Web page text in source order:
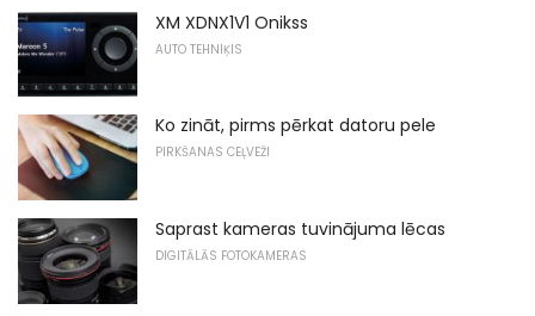
XM XDNX1V1 Onikss
AUTO TEHNIĶIS
Ko zināt, pirms pērkat datoru pele
PIRKŠANAS CEĻVEŽI
Saprast kameras tuvinājuma lēcas
DIGITĀLĀS FOTOKAMERAS